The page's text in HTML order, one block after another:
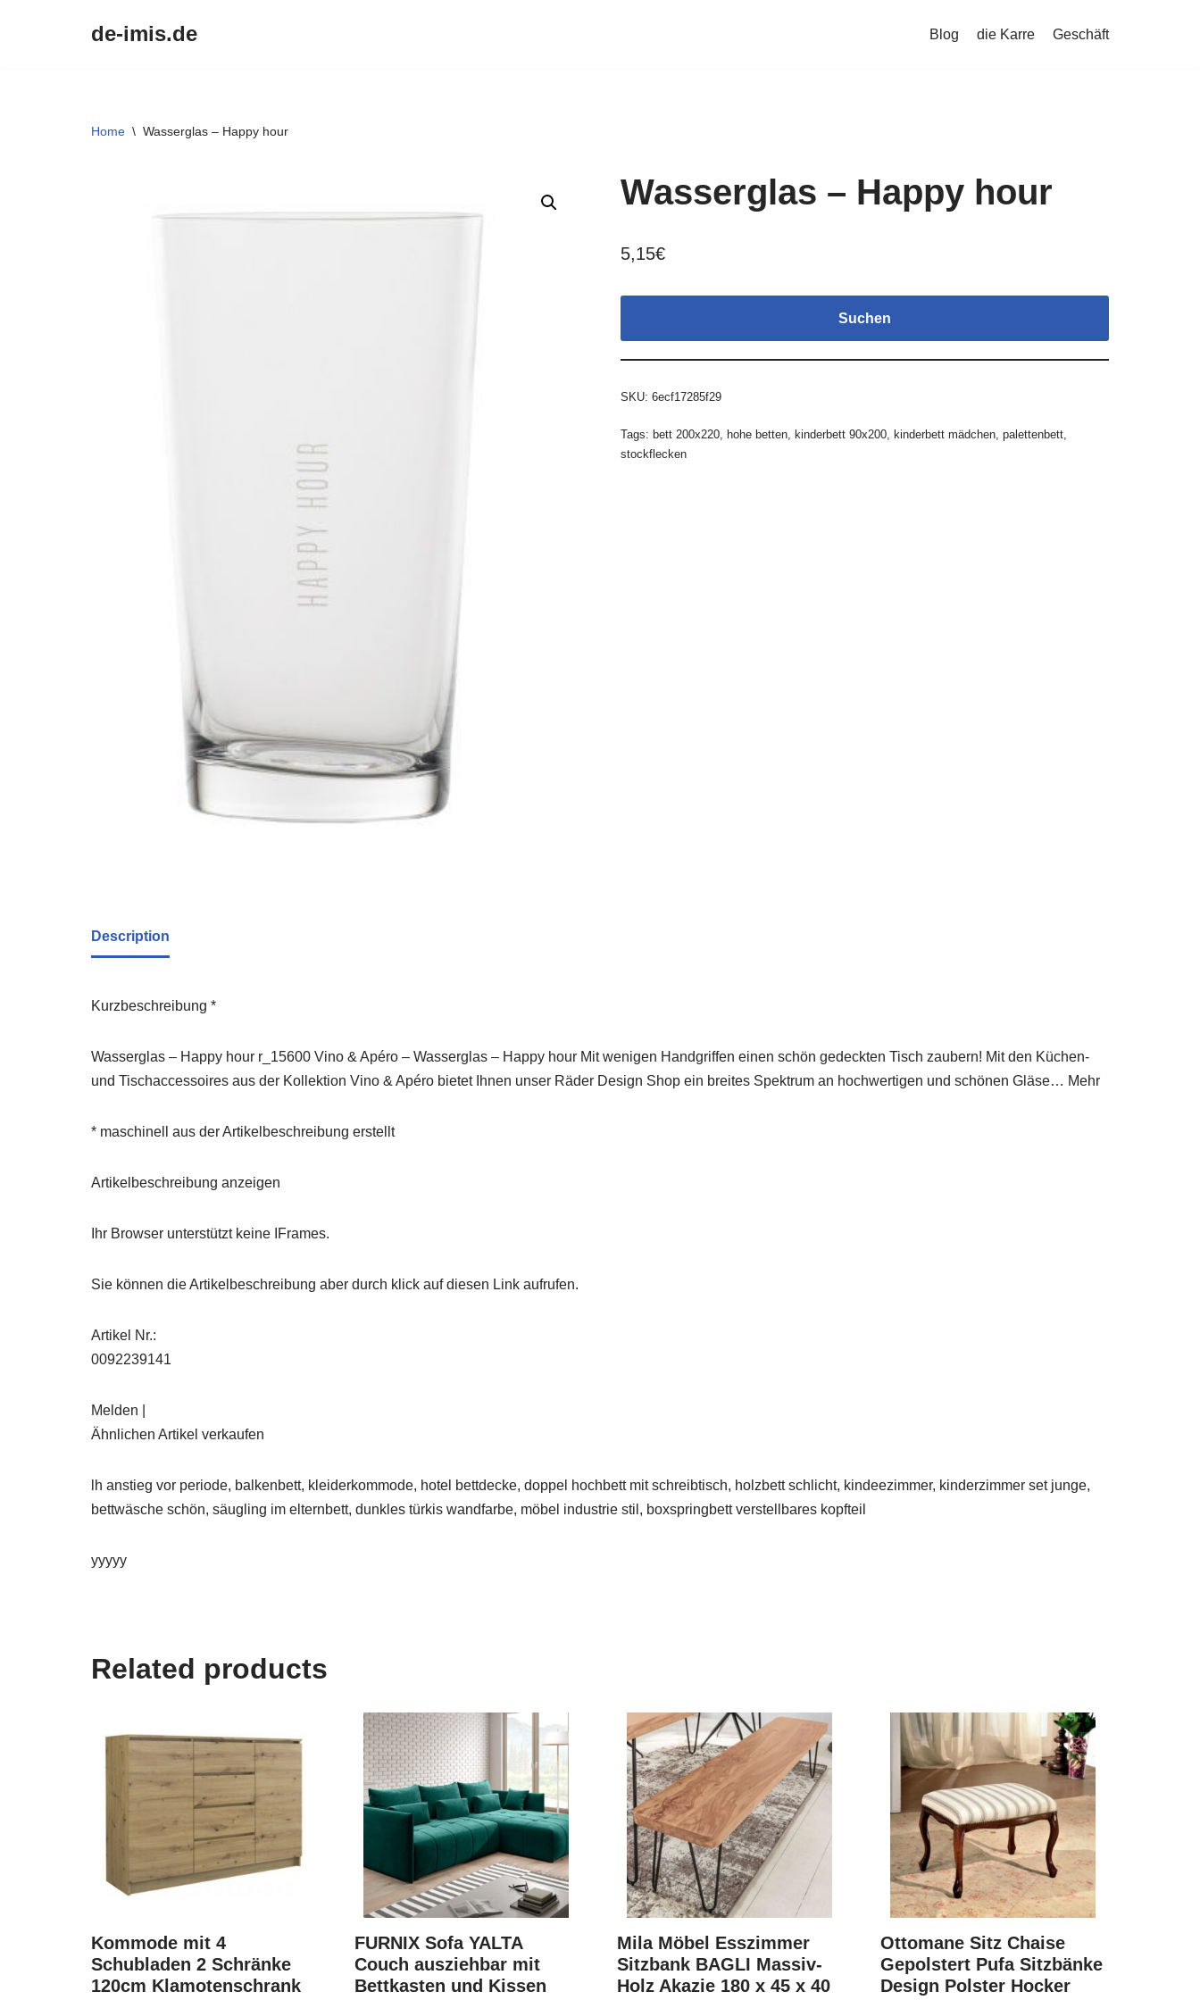
de-imis.de Blog die Karre Geschäft
Home \ Wasserglas – Happy hour
Wasserglas – Happy hour
5,15€
Suchen
SKU: 6ecf17285f29
Tags: bett 200x220, hohe betten, kinderbett 90x200, kinderbett mädchen, palettenbett,
stockflecken
Description
Kurzbeschreibung *
Wasserglas – Happy hour r_15600 Vino & Apéro – Wasserglas – Happy hour Mit wenigen Handgriffen einen schön gedeckten Tisch zaubern! Mit den Küchen-
und Tischaccessoires aus der Kollektion Vino & Apéro bietet Ihnen unser Räder Design Shop ein breites Spektrum an hochwertigen und schönen Gläse… Mehr
* maschinell aus der Artikelbeschreibung erstellt
Artikelbeschreibung anzeigen
Ihr Browser unterstützt keine IFrames.
Sie können die Artikelbeschreibung aber durch klick auf diesen Link aufrufen.
Artikel Nr.:
0092239141
Melden |
Ähnlichen Artikel verkaufen
lh anstieg vor periode, balkenbett, kleiderkommode, hotel bettdecke, doppel hochbett mit schreibtisch, holzbett schlicht, kindeezimmer, kinderzimmer set junge,
bettwäsche schön, säugling im elternbett, dunkles türkis wandfarbe, möbel industrie stil, boxspringbett verstellbares kopfteil
yyyyy
Related products
Kommode mit 4
Schubladen 2 Schränke
120cm Klamotenschrank
FURNIX Sofa YALTA
Couch ausziehbar mit
Bettkasten und Kissen
Mila Möbel Esszimmer
Sitzbank BAGLI Massiv-
Holz Akazie 180 x 45 x 40
Ottomane Sitz Chaise
Gepolstert Pufa Sitzbänke
Design Polster Hocker